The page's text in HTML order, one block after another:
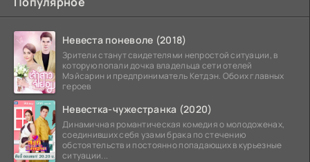
Невеста поневоле (2018)
Зрители станут свидетелями непростой ситуации, в
которую попали дочка владельца сети отелей
Мэйсарин и предприниматель Кетдэн. Обоих главных
героев
Невестка-чужестранка (2020)
Динамичная романтическая комедия о молодоженах,
соединивших себя узами брака по стечению
обстоятельств и постоянно попадающих в курьезные
ситуации...